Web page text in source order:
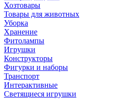
Хозтовары
Товары для животных
Уборка
Хранение
Фитолампы
Игрушки
Конструкторы
Фигурки и наборы
Транспорт
Интерактивные
Светящиеся игрушки